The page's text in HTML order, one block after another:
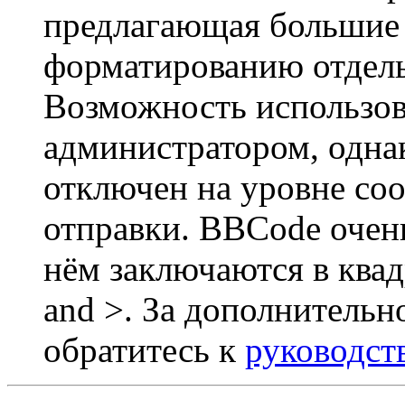
предлагающая
форматированию
Возможность
администратором,
отключен на уровне
отправки. BBCode
нём заключаются в
and >. За
обратитесь к